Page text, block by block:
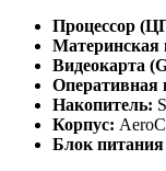
Процессор
Материнская
Видеокарта
Оперативная
Накопитель:
Корпус:
Блок